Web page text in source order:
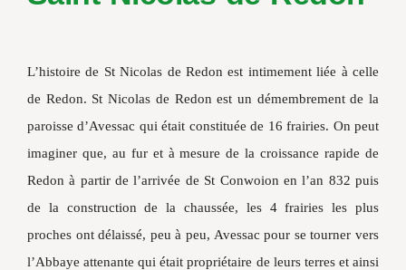
L’histoire de St Nicolas de Redon est intimement liée à celle
de Redon. St Nicolas de Redon est un démembrement de la
paroisse d’Avessac qui était constituée de 16 frairies. On peut
imaginer que, au fur et à mesure de la croissance rapide de
Redon à partir de l’arrivée de St Conwoion en l’an 832 puis
de la construction de la chaussée, les 4 frairies les plus
proches ont délaissé, peu à peu, Avessac pour se tourner vers
l’Abbaye attenante qui était propriétaire de leurs terres et ainsi